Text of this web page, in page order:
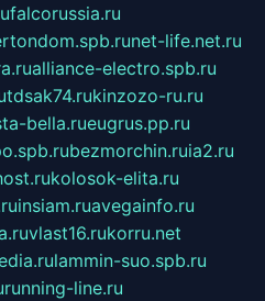
falcorussia.ru
net-life.net.ru
alliance-electro.spb.ru
tdsak74.rukinzozo-ru.ru
bella.rueugrus.pp.ru
bezmorchin.ruia2.ru
kolosok-elita.ru
insiam.ruavegainfo.ru
vlast16.rukorru.net
lammin-suo.spb.ru
running-line.ru